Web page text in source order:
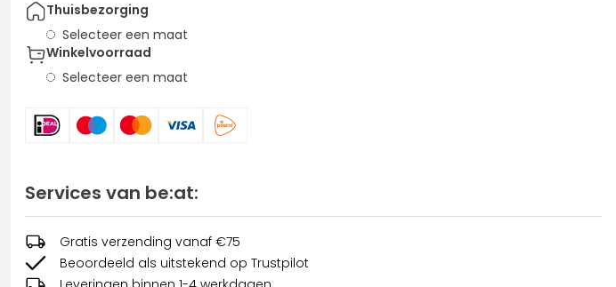
Thuisbezorging
Selecteer een maat
Winkelvoorraad
Selecteer een maat
Services van be:at:
Gratis verzending vanaf €75
Beoordeeld als uitstekend op Trustpilot